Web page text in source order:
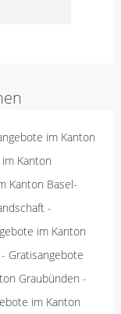
im Kanton
Kanton
Kanton Basel-
-
im Kanton
Gratisangebote
Graubünden -
im Kanton